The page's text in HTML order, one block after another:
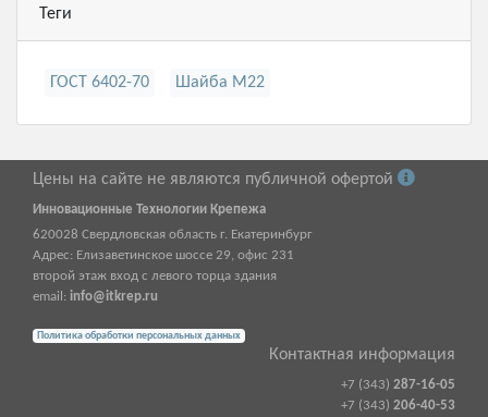
Теги
ГОСТ 6402-70 Шайба М22
Цены на сайте не являются публичной офертой
Инновационные Технологии Крепежа
620028 Свердловская область г. Екатеринбург
Адрес: Елизаветинское шоссе 29, офис 231
второй этаж вход с левого торца здания
email: info@itkrep.ru
Политика обработки персональных данных
Контактная информация
+7 (343) 287-16-05
+7 (343) 206-40-53